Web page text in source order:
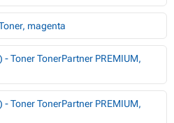
magenta
Toner TonerPartner PREMIUM,
Toner TonerPartner PREMIUM,